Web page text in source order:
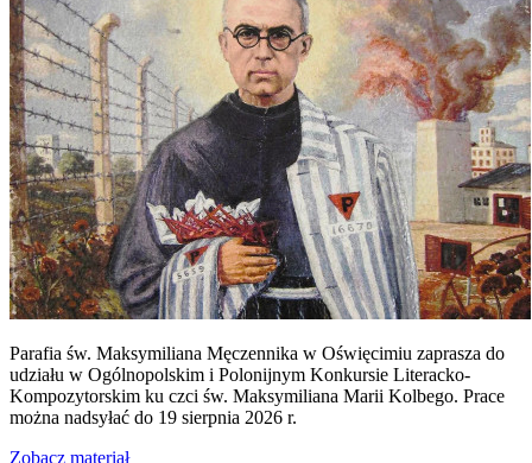
Parafia św. Maksymiliana Męczennika w Oświęcimiu zaprasza do
udziału w Ogólnopolskim i Polonijnym Konkursie Literacko-
Kompozytorskim ku czci św. Maksymiliana Marii Kolbego. Prace
można nadsyłać do 19 sierpnia 2026 r.
Zobacz materiał